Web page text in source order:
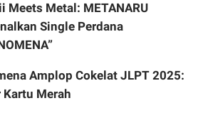
Meets Metal: METANARU
Single Perdana
Amplop Cokelat JLPT 2025:
Kartu Merah